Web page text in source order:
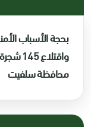
بحجة الأسباب
محافظة سلفيت